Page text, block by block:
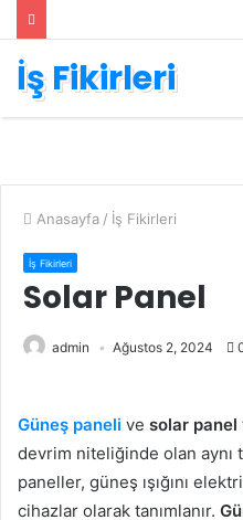
İş Fikirleri
Anasayfa / İş Fikirleri
İş Fikirleri
Solar Panel
admin Ağustos 2, 2024
Güneş paneli ve solar panel
devrim niteliğinde olan aynı
paneller, güneş ışığını
cihazlar olarak tanımlanır.